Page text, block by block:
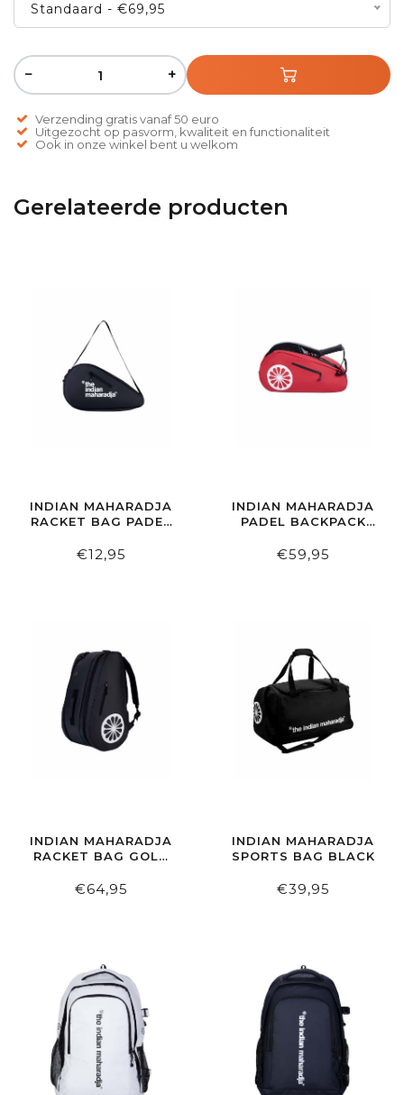
Standaard - €69,95
− +
Verzending gratis vanaf 50 euro
Uitgezocht op pasvorm, kwaliteit en functionaliteit
Ook in onze winkel bent u welkom
Gerelateerde producten
INDIAN MAHARADJA
RACKET BAG PADEL
€12,95
INDIAN MAHARADJA
PADEL BACKPACK
€59,95
INDIAN MAHARADJA
RACKET BAG GOLD
€64,95
INDIAN MAHARADJA
SPORTS BAG BLACK
€39,95